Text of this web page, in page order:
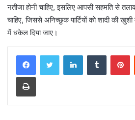
नतीजा होनी चाहिए, इसलिए आपसी सहमति से
चाहिए, जिससे अनिच्छुक पार्टियों को शादी की
में धकेल दिया जाए।